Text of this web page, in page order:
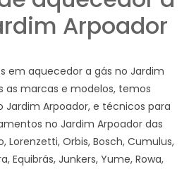
Arpoador
em aquecedor a gás no Jardim
as marcas e modelos, temos
Arpoador, e técnicos para
no Jardim Arpoador das
Lorenzetti, Orbis, Bosch, Cumulus,
Equibrás, Junkers, Yume, Rowa,